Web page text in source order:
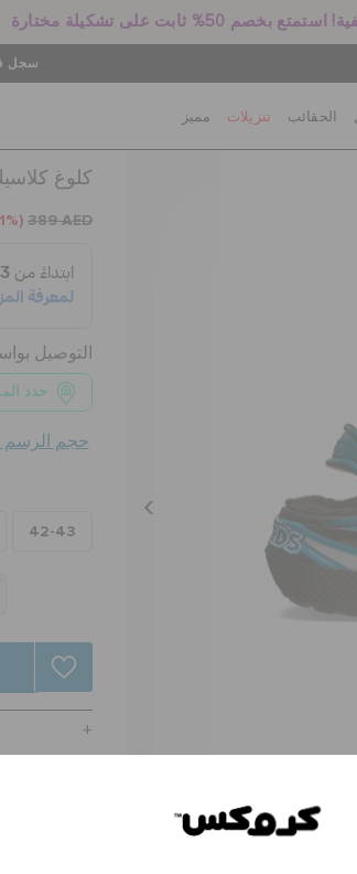
50% ثابت على تشكيلة مختارة
سجل
الحقائب تنزيلات مميز
كلوغ
389 AED
التوصيل
حدد
42-43
حجم الرسم